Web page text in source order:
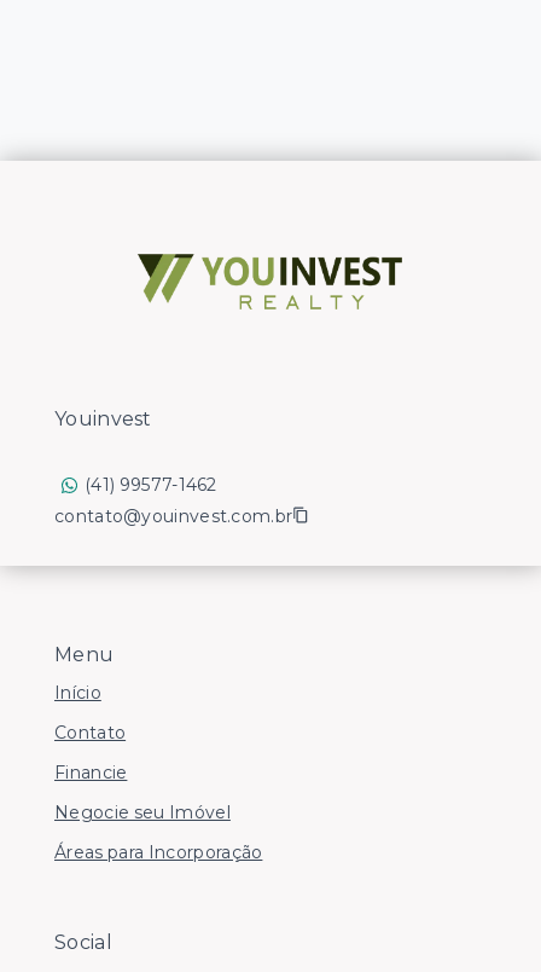
Menu
Início
Contato
Financie
Negocie seu Imóvel
Áreas para Incorporação
Social
Youinvest
(41) 99577-1462
contato@youinvest.com.br